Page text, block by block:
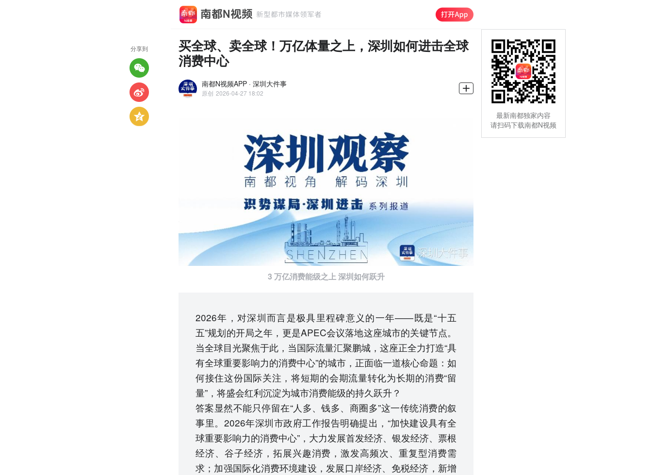
买全球、卖全球！万亿体量之上，深圳如何进击全球
消费中心
南都N视频APP · 深圳大件事
原创 2026-04-27 18:02
3 万亿消费能级之上 深圳如何跃升
2026年，对深圳而言是极具里程碑意义的一年——既是“十五
五”规划的开局之年，更是APEC会议落地这座城市的关键节点。
当全球目光聚焦于此，当国际流量汇聚鹏城，这座正全力打造“具
有全球重要影响力的消费中心”的城市，正面临一道核心命题：如
何接住这份国际关注，将短期的会期流量转化为长期的消费“留
量”，将盛会红利沉淀为城市消费能级的持久跃升？
答案显然不能只停留在“人多、钱多、商圈多”这一传统消费的叙
事里。2026年深圳市政府工作报告明确提出，“加快建设具有全
球重要影响力的消费中心”，大力发展首发经济、银发经济、票根
经济、谷子经济，拓展兴趣消费，激发高频次、重复型消费需
求；加强国际化消费环境建设，发展口岸经济、免税经济，新增
分享到
最新南都独家内容
请扫码下载南都N视频